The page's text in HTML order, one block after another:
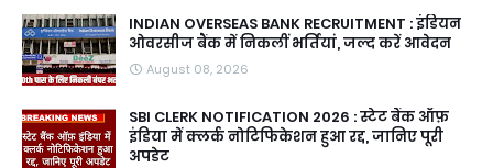
INDIAN OVERSEAS BANK RECRUITMENT : इंडियन
ओवरसीज बैंक में निकलीं भर्तियां, जल्द करें आवेदन
August 08, 2026
SBI CLERK NOTIFICATION 2026 : स्टेट बैंक ऑफ़
इंडिया में क्लर्क नोटिफिकेशन हुआ रद्द, जानिए पूरी
अपडेट